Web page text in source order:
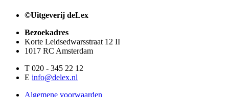
©Uitgeverij deLex
Bezoekadres
Korte Leidsedwarsstraat 12 II
1017 RC Amsterdam
T 020 - 345 22 12
E info@delex.nl
Algemene voorwaarden